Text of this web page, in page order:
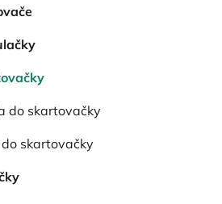
do skartovačky
do skartovačky